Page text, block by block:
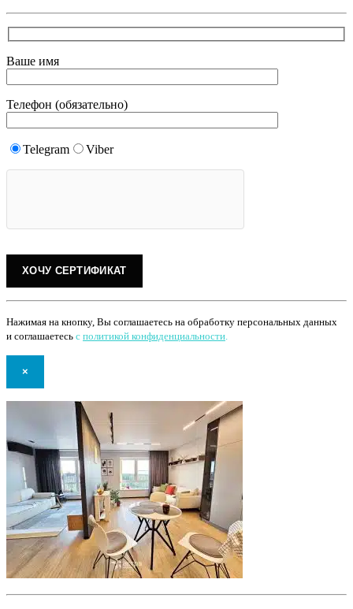
Ваше имя
Телефон (обязательно)
Telegram Viber
Нажимая на кнопку, Вы соглашаетесь на обработку персональных данных
и соглашаетесь с политикой конфиденциальности.
×